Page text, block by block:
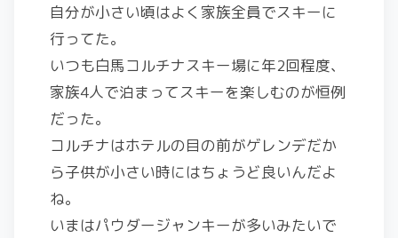
自分が小さい頃はよく家族全員でスキーに
行ってた。
いつも白馬コルチナスキー場に年2回程度、
家族4人で泊まってスキーを楽しむのが恒例
だった。
コルチナはホテルの目の前がゲレンデだか
ら子供が小さい時にはちょうど良いんだよ
ね。
いまはパウダージャンキーが多いみたいで